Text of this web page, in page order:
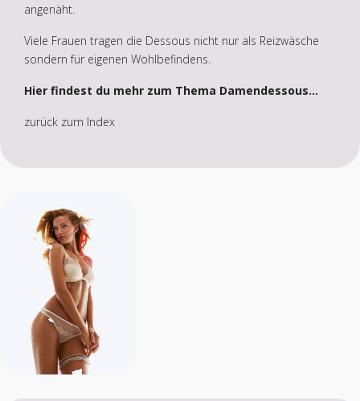
angenäht.
Viele Frauen tragen die Dessous nicht nur als Reizwäsche
sondern für eigenen Wohlbefindens.
Hier findest du mehr zum Thema Damendessous...
zurück zum Index